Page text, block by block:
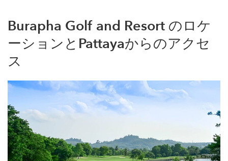
Burapha Golf and Resort のロケ
ーションとPattayaからのアクセ
ス